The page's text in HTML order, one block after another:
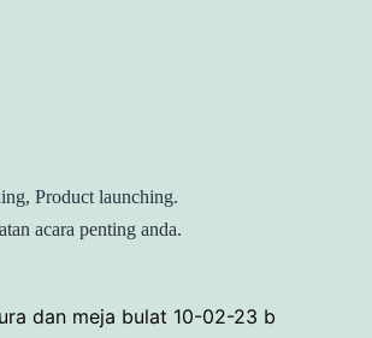
Product launching.
acara penting anda.